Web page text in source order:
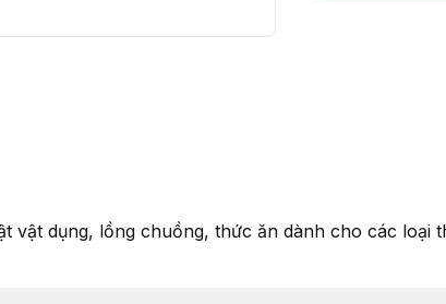
vật dụng, lồng chuồng, thức ăn dành cho các